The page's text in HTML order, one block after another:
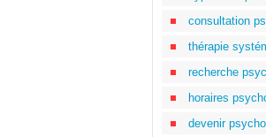
consultation
thérapie
recherche
horaires
devenir